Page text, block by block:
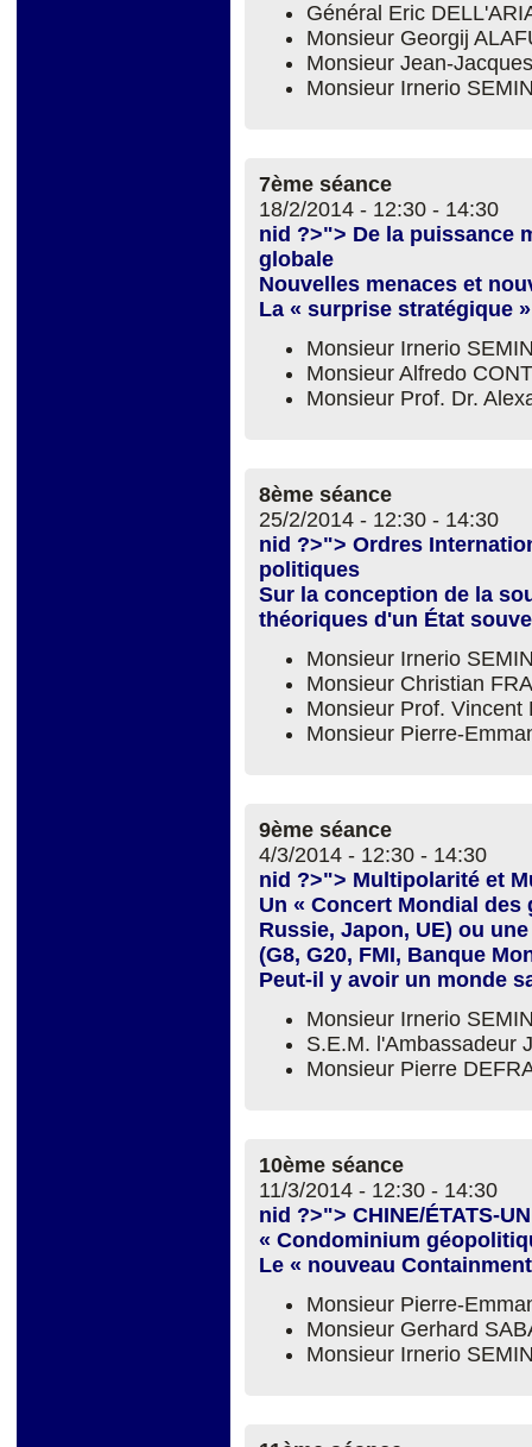
Général Eric
Monsieur Georgij
Monsieur Jean-
Monsieur Irnerio
7ème séance
18/2/2014 - 12:30 - 14:30
nid ?>"> De la puissance
globale
Nouvelles menaces et
La « surprise stratégique
Monsieur Irnerio
Monsieur Alfredo
Monsieur Prof. Dr.
8ème séance
25/2/2014 - 12:30 - 14:30
nid ?>"> Ordres
politiques
Sur la conception de la
théoriques d'un État
Monsieur Irnerio
Monsieur Christian
Monsieur Prof. Vincent
Monsieur Pierre-
9ème séance
4/3/2014 - 12:30 - 14:30
nid ?>"> Multipolarité et
Un « Concert Mondial des
Russie, Japon, UE) ou
(G8, G20, FMI, Banque
Peut-il y avoir un monde
Monsieur Irnerio
S.E.M. l'Ambassadeur
Monsieur Pierre
10ème séance
11/3/2014 - 12:30 - 14:30
nid ?>"> CHINE/ÉTATS-
« Condominium
Le « nouveau
Monsieur Pierre-
Monsieur Gerhard
Monsieur Irnerio